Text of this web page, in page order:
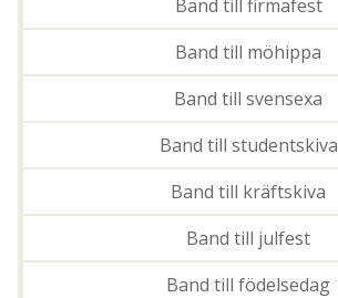
Band till firmafest
Band till möhippa
Band till svensexa
Band till studentskiva
Band till kräftskiva
Band till julfest
Band till födelsedag